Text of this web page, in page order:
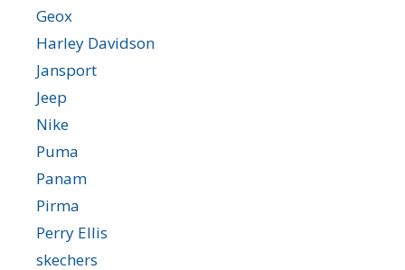
Geox
Harley Davidson
Jansport
Jeep
Nike
Puma
Panam
Pirma
Perry Ellis
skechers